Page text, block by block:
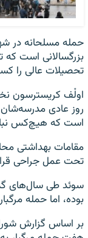
بزرگسالانی است که
تحصیلات عالی را
اولْف کریسترسون
روز عادی
است که هیچ‌کس
مقامات بهداشتی
تحت عمل جراحی
سوئد طی سال‌های
بوده، اما حمله